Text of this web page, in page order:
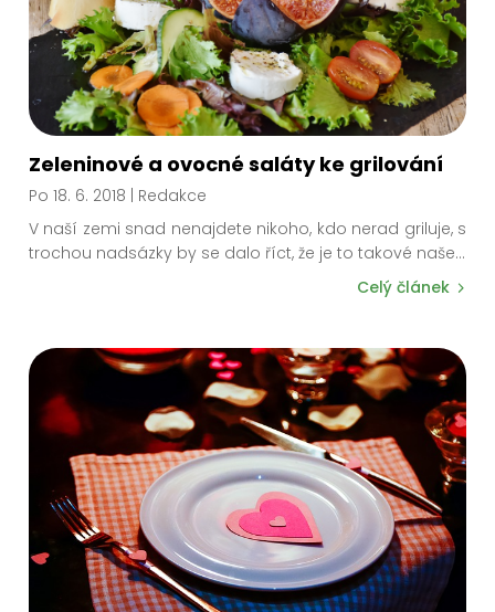
Zeleninové a ovocné saláty ke grilování
Po 18. 6. 2018 | Redakce
V naší zemi snad nenajdete nikoho, kdo nerad griluje, s
trochou nadsázky by se dalo říct, že je to takové naše...
Celý článek